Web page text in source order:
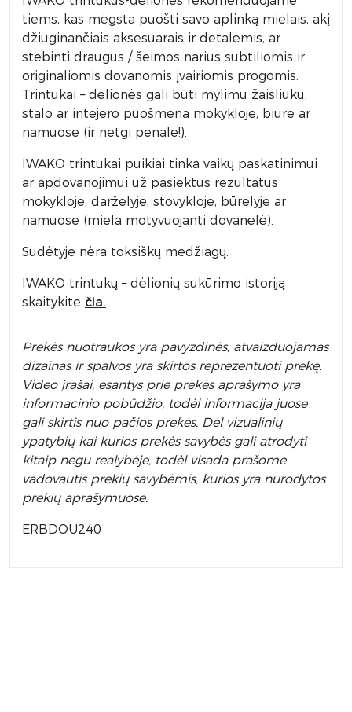
tiems, kas mėgsta puošti savo aplinką mielais, akį
džiuginančiais aksesuarais ir detalėmis, ar
stebinti draugus / šeimos narius subtiliomis ir
originaliomis dovanomis įvairiomis progomis.
Trintukai – dėlionės gali būti mylimu žaisliuku,
stalo ar intejero puošmena mokykloje, biure ar
namuose (ir netgi penale!).
IWAKO trintukai puikiai tinka vaikų paskatinimui
ar apdovanojimui už pasiektus rezultatus
mokykloje, darželyje, stovykloje, būrelyje ar
namuose (miela motyvuojanti dovanėlė).
Sudėtyje nėra toksiškų medžiagų.
IWAKO trintukų – dėlionių sukūrimo istoriją
skaitykite čia.
Prekės nuotraukos yra pavyzdinės, atvaizduojamas
dizainas ir spalvos yra skirtos reprezentuoti prekę.
Video įrašai, esantys prie prekės aprašymo yra
informacinio pobūdžio, todėl informacija juose
gali skirtis nuo pačios prekės. Dėl vizualinių
ypatybių kai kurios prekės savybės gali atrodyti
kitaip negu realybėje, todėl visada prašome
vadovautis prekių savybėmis, kurios yra nurodytos
prekių aprašymuose.
ERBDOU240